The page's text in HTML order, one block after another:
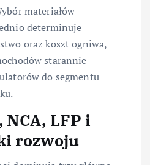
materiałów
determinuje
oraz koszt ogniwa,
starannie
do segmentu
NCA, LFP i
rozwoju